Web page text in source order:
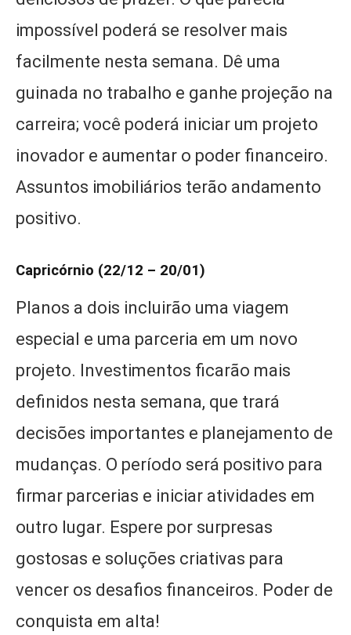
impossível poderá se resolver mais
facilmente nesta semana. Dê uma
guinada no trabalho e ganhe projeção na
carreira; você poderá iniciar um projeto
inovador e aumentar o poder financeiro.
Assuntos imobiliários terão andamento
positivo.
Capricórnio (22/12 – 20/01)
Planos a dois incluirão uma viagem
especial e uma parceria em um novo
projeto. Investimentos ficarão mais
definidos nesta semana, que trará
decisões importantes e planejamento de
mudanças. O período será positivo para
firmar parcerias e iniciar atividades em
outro lugar. Espere por surpresas
gostosas e soluções criativas para
vencer os desafios financeiros. Poder de
conquista em alta!